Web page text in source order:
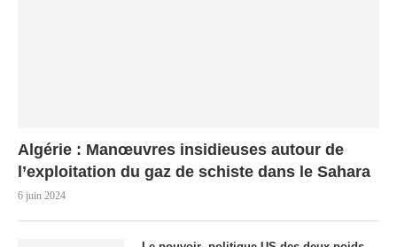
Algérie : Manœuvres insidieuses autour de
l’exploitation du gaz de schiste dans le Sahara
6 juin 2024